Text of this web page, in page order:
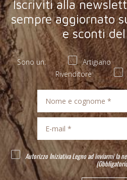
Iscriviti alla
sempre aggiornato
e sconti
Sono un: Artigiano
Rivenditore
Autorizzo Iniziativa Legno ad inviarmi la